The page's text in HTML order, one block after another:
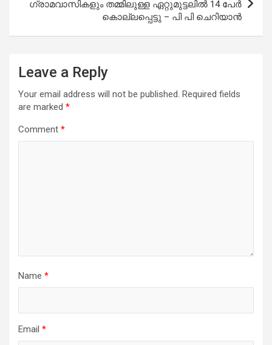
ഗ്രാമവാസികളും തമ്മിലുള്ള ഏറ്റുമുട്ടലിൽ 14 പേർ
കൊല്ലപ്പെട്ടു – പി പി ചെറിയാൻ
Leave a Reply
Your email address will not be published. Required fields
are marked *
Comment *
Name *
Email *